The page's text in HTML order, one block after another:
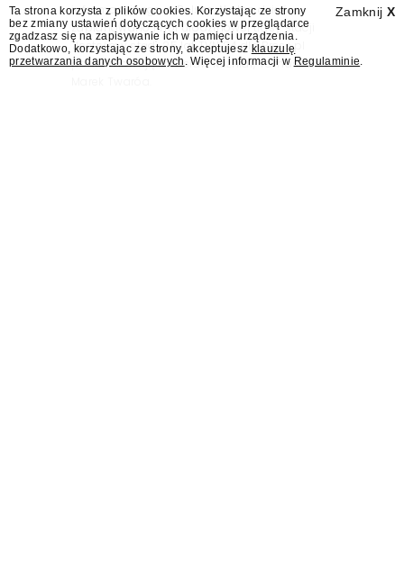
informacyjnego w Polsce. Na ten dzień
zaplanowano finał urodzinowej trasy stacji
"Jesteśmy stąd". 25 lat TVN 24 dla Press.pl
podsumowują Jarosław Kuźniar, Tomasz Lis i
Zamknij X
Ta strona korzysta z plików cookies. Korzystając ze strony
bez zmiany ustawień dotyczących cookies w przeglądarce
zgadzasz się na zapisywanie ich w pamięci urządzenia.
Dodatkowo, korzystając ze strony, akceptujesz klauzulę
przetwarzania danych osobowych . Więcej informacji w Regulaminie.